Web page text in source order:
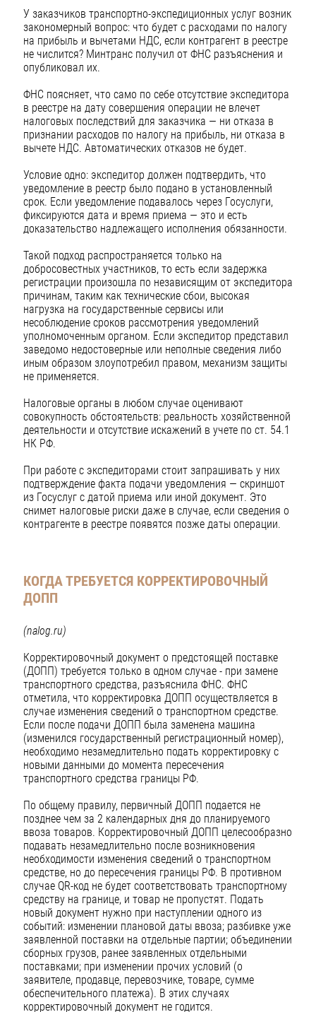
У заказчиков транспортно-экспедиционных услуг возник
закономерный вопрос: что будет с расходами по налогу
на прибыль и вычетами НДС, если контрагент в реестре
не числится? Минтранс получил от ФНС разъяснения и
опубликовал их.
ФНС поясняет, что само по себе отсутствие экспедитора
в реестре на дату совершения операции не влечет
налоговых последствий для заказчика — ни отказа в
признании расходов по налогу на прибыль, ни отказа в
вычете НДС. Автоматических отказов не будет.
Условие одно: экспедитор должен подтвердить, что
уведомление в реестр было подано в установленный
срок. Если уведомление подавалось через Госуслуги,
фиксируются дата и время приема — это и есть
доказательство надлежащего исполнения обязанности.
Такой подход распространяется только на
добросовестных участников, то есть если задержка
регистрации произошла по независящим от экспедитора
причинам, таким как технические сбои, высокая
нагрузка на государственные сервисы или
несоблюдение сроков рассмотрения уведомлений
уполномоченным органом. Если экспедитор представил
заведомо недостоверные или неполные сведения либо
иным образом злоупотребил правом, механизм защиты
не применяется.
Налоговые органы в любом случае оценивают
совокупность обстоятельств: реальность хозяйственной
деятельности и отсутствие искажений в учете по ст. 54.1
НК РФ.
При работе с экспедиторами стоит запрашивать у них
подтверждение факта подачи уведомления — скриншот
из Госуслуг с датой приема или иной документ. Это
снимет налоговые риски даже в случае, если сведения о
контрагенте в реестре появятся позже даты операции.
КОГДА ТРЕБУЕТСЯ КОРРЕКТИРОВОЧНЫЙ
ДОПП
(nalog.ru)
Корректировочный документ о предстоящей поставке
(ДОПП) требуется только в одном случае - при замене
транспортного средства, разъяснила ФНС. ФНС
отметила, что корректировка ДОПП осуществляется в
случае изменения сведений о транспортном средстве.
Если после подачи ДОПП была заменена машина
(изменился государственный регистрационный номер),
необходимо незамедлительно подать корректировку с
новыми данными до момента пересечения
транспортного средства границы РФ.
По общему правилу, первичный ДОПП подается не
позднее чем за 2 календарных дня до планируемого
ввоза товаров. Корректировочный ДОПП целесообразно
подавать незамедлительно после возникновения
необходимости изменения сведений о транспортном
средстве, но до пересечения границы РФ. В противном
случае QR-код не будет соответствовать транспортному
средству на границе, и товар не пропустят. Подать
новый документ нужно при наступлении одного из
событий: изменении плановой даты ввоза; разбивке уже
заявленной поставки на отдельные партии; объединении
сборных грузов, ранее заявленных отдельными
поставками; при изменении прочих условий (о
заявителе, продавце, перевозчике, товаре, сумме
обеспечительного платежа). В этих случаях
корректировочный документ не годится.